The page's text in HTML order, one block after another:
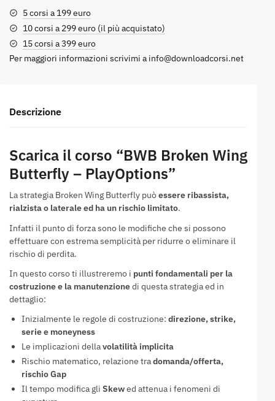
5 corsi a 199 euro
10 corsi a 299 euro (il più acquistato)
15 corsi a 399 euro
Per maggiori informazioni scrivimi a info@downloadcorsi.net
Descrizione
Scarica il corso “BWB Broken Wing
Butterfly – PlayOptions”
La strategia Broken Wing Butterfly puòessere ribassista,
rialzista o laterale ed ha un rischio limitato.
Infatti il punto di forza sono le modifiche che si possono
effettuare con estrema semplicità per ridurre o eliminare il
rischio di perdita.
In questo corso ti illustreremo i punti fondamentali per la
costruzione e la manutenzionedi questa strategia ed in
dettaglio:
Inizialmente le regole di costruzione: direzione, strike,
serie e moneyness
Le implicazioni dellavolatilità implicita
Rischio matematico, relazione tradomanda/offerta,
rischio Gap
Il tempo modifica gli Skewed attenua i fenomeni di